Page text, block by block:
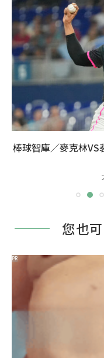
棒球智庫／麥克林
您也
PR